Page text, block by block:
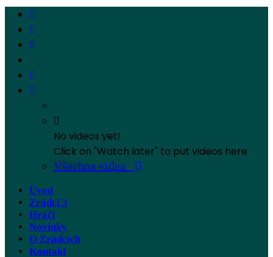
No videos yet!
Click on "Watch later" to put videos here
Všechna videa
Úvod
Zrádci 3
Hráči
Novinky
O Zrádcích
Kontakt